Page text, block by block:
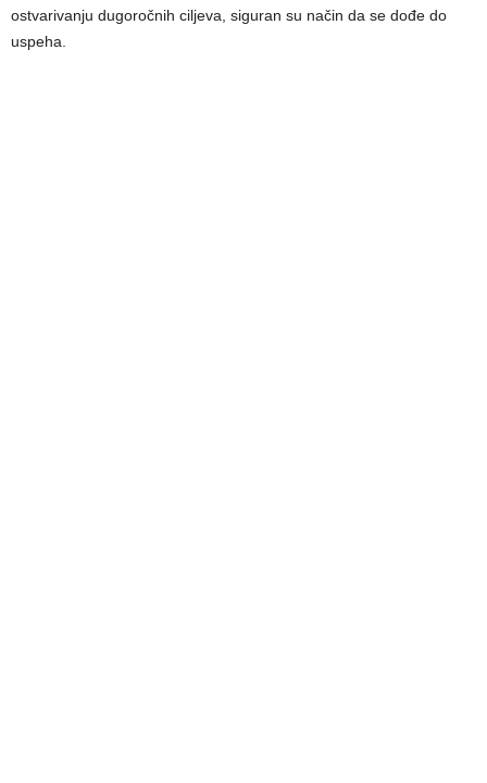
ostvarivanju dugoročnih ciljeva, siguran su način da se dođe do
uspeha.